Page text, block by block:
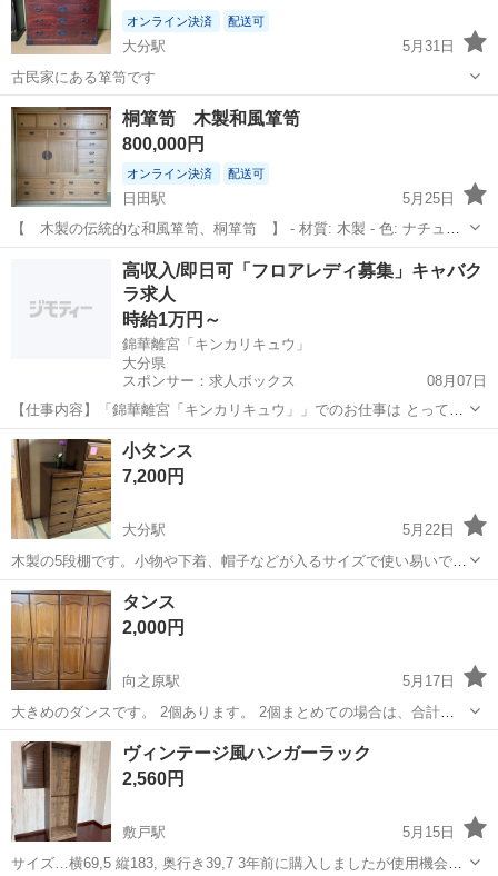
オンライン決済 配送可
大分駅
5月31日
古民家にある箪笥です
大分 大分市 大分駅 収納家具 古民家
桐箪笥 木製和風箪笥
800,000円
オンライン決済 配送可
日田駅
5月25日
【 木製の伝統的な和風箪笥、桐箪笥 】 - 材質: 木製 - 色: ナチュラ
ル - 引き出しの数: 12 - デザイン: 伝統的な和風デザイン - 特徴: 中央に
装飾的な金具 ご覧いただきありがとうございます。 ※質問...
日田市 日田駅 収納家具 桐箪笥
高収入/即日可「フロアレディ募集」キャバク
ラ求人
時給1万円～
錦華離宮「キンカリキュウ」
大分県
スポンサー：求人ボックス
08月07日
【仕事内容】「錦華離宮「キンカリキュウ」」でのお仕事は とっても
カンタンです! お客様と楽しくお話ししながら、 ロックや水割りなど
のお酒をお作りするだけ! 難しいスキルや経験は必要ありません 未経
験者さんでもすぐに覚えることができ...
アルバイト・パート
小タンス
7,200円
大分駅
5月22日
木製の5段棚です。小物や下着、帽子などが入るサイズで使い易いで
す。 まだ現役で使ってますが、収納が多いのでお譲りします。
大分 大分市
タンス
2,000円
向之原駅
5月17日
大きめのダンスです。 2個あります。 2個まとめての場合は、合計
3000円でかまいません。 大型のため、搬出などはお手伝いしますが現
地にとりに来ていただける方のみお願いします。 他にも出品してます
ので、まとめてお取引でき...
大分 由布市 収納家具
ヴィンテージ風ハンガーラック
2,560円
敷戸駅
5月15日
サイズ…横69,5 縦183, 奥行き39,7 3年前に購入しましたが使用機会が